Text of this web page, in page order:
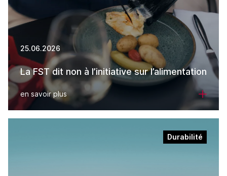
25.06.2026
La FST dit non à l’initiative sur l’alimentation
en savoir plus
Durabilité